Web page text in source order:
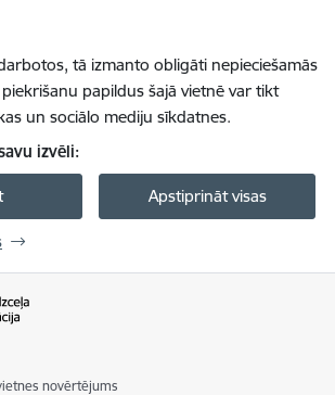
tā izmanto obligāti nepieciešamās
papildus šajā vietnē var tikt
un sociālo mediju sīkdatnes.
izvēli:
Apstiprināt visas
novērtējums